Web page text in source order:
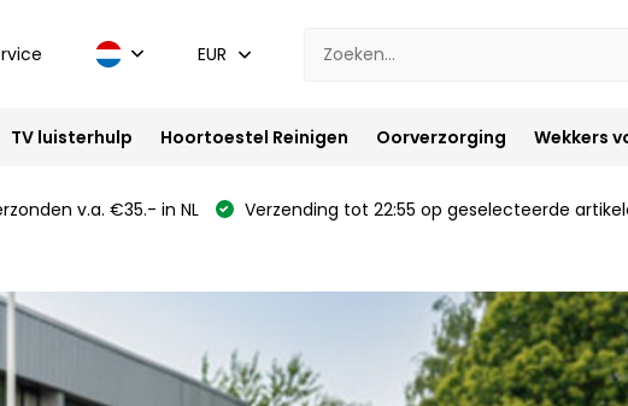
EUR
TV luisterhulp Hoortoestel Reinigen Oorverzorging Wekkers
v.a. €35.- in NL Verzending tot 22:55 op geselecteerde